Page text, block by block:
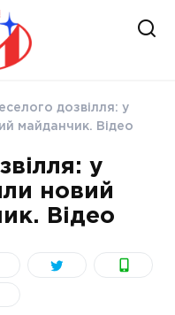
дозвілля: у
майданчик. Відео
у
новий
Відео